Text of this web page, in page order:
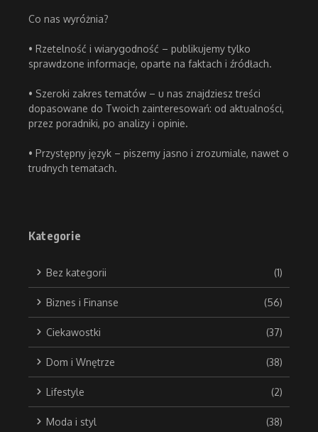
Co nas wyróżnia?
• Rzetelność i wiarygodność – publikujemy tylko
sprawdzone informacje, oparte na faktach i źródłach.
• Szeroki zakres tematów – u nas znajdziesz treści
dopasowane do Twoich zainteresowań: od aktualności,
przez poradniki, po analizy i opinie.
• Przystępny język – piszemy jasno i zrozumiale, nawet o
trudnych tematach.
Kategorie
Bez kategorii (1)
Biznes i Finanse (56)
Ciekawostki (37)
Dom i Wnętrze (38)
Lifestyle (2)
Moda i styl (38)